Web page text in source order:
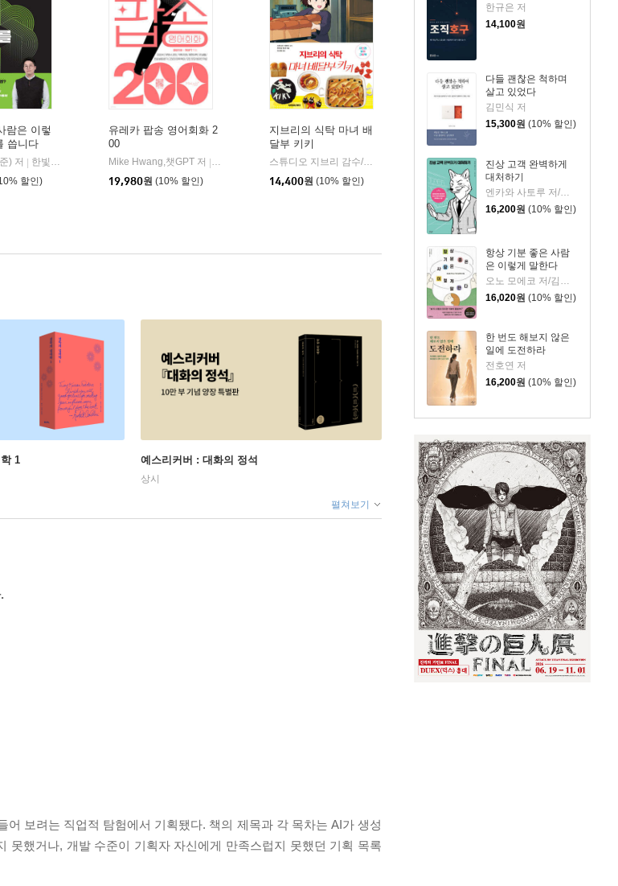
한규은 저
14,100원
다들 괜찮은 척하며
살고 있었다
김민식 저
15,300원 (10% 할인)
진상 고객 완벽하게
대처하기
엔카와 사토루 저/이주 역
16,200원 (10% 할인)
항상 기분 좋은 사람
은 이렇게 말한다
16,020원 (10% 할인)
한 번도 해보지 않은
일에 도전하라
전호연 저
16,200원 (10% 할인)
스
람은 이렇
씁니다
) 저
한빛미디어
할인)
유레카 팝송 영어회화 2
00
Mike Hwang,챗GPT 저
마이클리시(miklish)
19,980원 (10% 할인)
지브리의 식탁 마녀 배
달부 키키
스튜디오 지브리 감수/주부의 벗사 편/이선희 역
대원씨아이
14,400원 (10% 할인)
1 예스리커버 : 대화의 정석
상시
펼쳐보기
보려는 직업적 탐험에서 기획됐다. 책의 제목과 각 목차는 AI가 생성
했거나, 개발 수준이 기획자 자신에게 만족스럽지 못했던 기획 목록